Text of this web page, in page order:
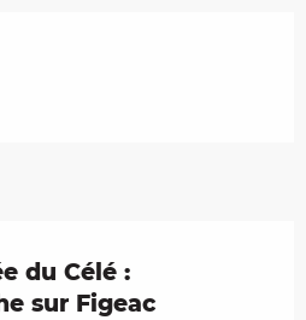
du Célé :
sur Figeac